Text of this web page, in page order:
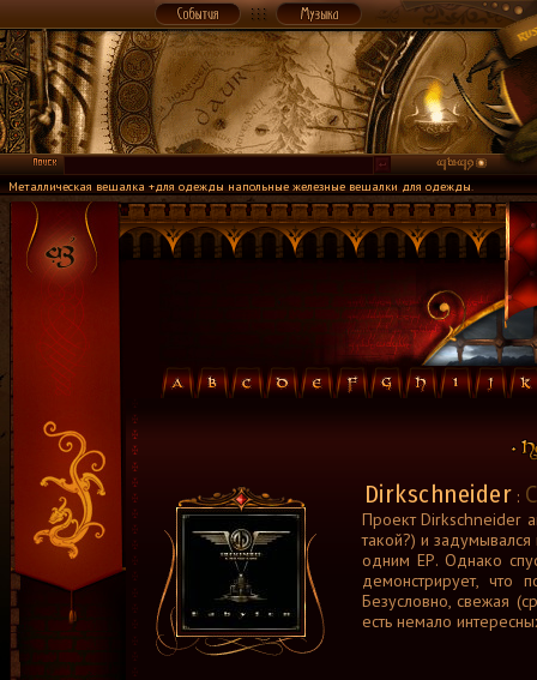
Металлическая вешалка +для одежды напольные железные вешалки для одежды.
Dirkschneider :
Проект Dirkschneider
такой?) и задумывался
одним ЕР. Однако
демонстрирует, что
Безусловно, свежая
есть немало